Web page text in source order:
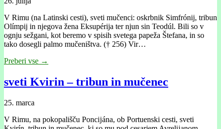
V Rimu (na Latinski cesti), sveti mučenci: oskrbnik Simfrónij, tribun
Olímpij in njegova žena Eksupérija ter njun sin Teodúl. Bili so v
ognju sežgani, kot beremo v spisih svetega papeža Štefana, in so
tako dosegli palmo mučeništva. († 256) Vir…
Preberi vse →
sveti Kvirin – tribun in mučenec
25. marca
V Rimu, na pokopališču Poncĳána, ob Portuenski cesti, sveti